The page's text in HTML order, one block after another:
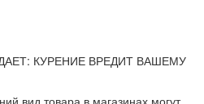
КУРЕНИЕ ВРЕДИТ ВАШЕМУ
вид товара в магазинах могут